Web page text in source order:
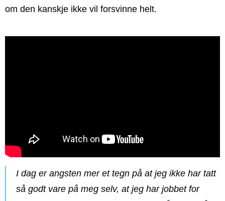
om den kanskje ikke vil forsvinne helt.
I dag er angsten mer et tegn på at jeg ikke har tatt
så godt vare på meg selv, at jeg har jobbet for